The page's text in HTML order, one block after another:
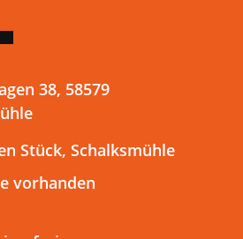
38, 58579
Stück, Schalksmühle
vorhanden